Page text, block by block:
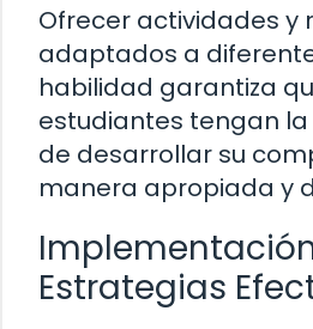
Ofrecer actividades y
adaptados a
habilidad garantiza
estudiantes tengan
de desarrollar su
manera apropiada y
Estrategias